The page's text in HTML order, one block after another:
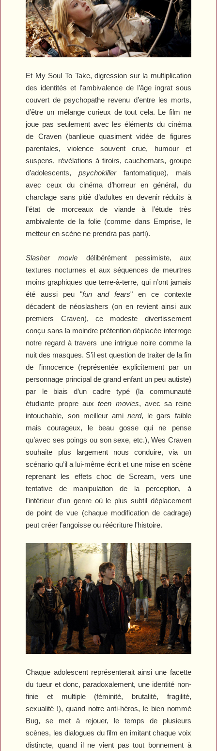
Et My Soul To Take, digression sur la multiplication
des identités et l’ambivalence de l’âge ingrat sous
couvert de psychopathe revenu d’entre les morts,
d’être un mélange curieux de tout cela. Le film ne
joue pas seulement avec les éléments du cinéma
de Craven (banlieue quasiment vidée de figures
parentales, violence souvent crue, humour et
suspens, révélations à tiroirs, cauchemars, groupe
d’adolescents,psychokillerfantomatique), mais
avec ceux du cinéma d’horreur en général, du
charclage sans pitié d’adultes en devenir réduits à
l’état de morceaux de viande à l’étude très
ambivalente de la folie (comme dans Emprise, le
metteur en scène ne prendra pas parti).
Slasher movie délibérément pessimiste, aux
textures nocturnes et aux séquences de meurtres
moins graphiques que terre-à-terre, qui n’ont jamais
été aussi peu "fun and fears" en ce contexte
décadent de néoslashers (on en revient ainsi aux
premiers Craven), ce modeste divertissement
conçu sans la moindre prétention déplacée interroge
notre regard à travers une intrigue noire comme la
nuit des masques. S’il est question de traiter de la fin
de l’innocence (représentée explicitement par un
personnage principal de grand enfant un peu autiste)
par le biais d’un cadre typé (la communauté
étudiante propre auxteen movies, avec sa reine
intouchable, son meilleur aminerd, le gars faible
mais courageux, le beau gosse qui ne pense
qu’avec ses poings ou son sexe, etc.), Wes Craven
souhaite plus largement nous conduire, via un
scénario qu’il a lui-même écrit et une mise en scène
reprenant les effets choc de Scream, vers une
tentative de manipulation de la perception, à
l’intérieur d’un genre où le plus subtil déplacement
de point de vue (chaque modification de cadrage)
peut créer l’angoisse ou réécriture l’histoire.
Chaque adolescent représenterait ainsi une facette
du tueur et donc, paradoxalement, une identité non-
finie et multiple (féminité, brutalité, fragilité,
sexualité !), quand notre anti-héros, le bien nommé
Bug, se met à rejouer, le temps de plusieurs
scènes, les dialogues du film en imitant chaque voix
distincte, quand il ne vient pas tout bonnement à